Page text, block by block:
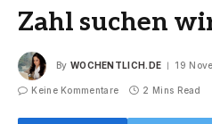
Zahl suchen
By WOCHENTLICH.DE 19
Keine Kommentare 2 Mins Read